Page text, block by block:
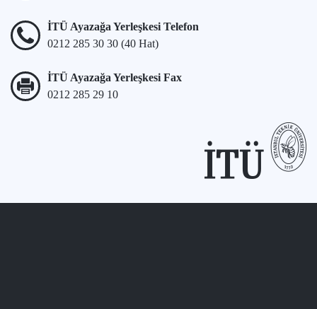
İTÜ Ayazağa Yerleşkesi Telefon
0212 285 30 30 (40 Hat)
İTÜ Ayazağa Yerleşkesi Fax
0212 285 29 10